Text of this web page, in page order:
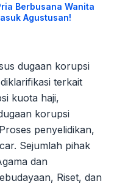
Berbusana Wanita
Agustusan!
dugaan korupsi
terkait
kuota haji,
korupsi
penyelidikan,
Sejumlah pihak
dan
Riset, dan